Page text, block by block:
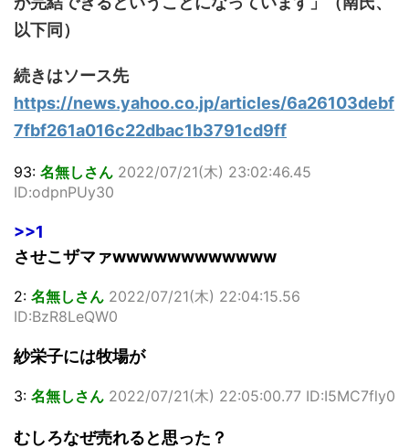
以下同）
続きはソース先
https://news.yahoo.co.jp/articles/6a26103debf
7fbf261a016c22dbac1b3791cd9ff
93: 名無しさん 2022/07/21(木) 23:02:46.45
ID:odpnPUy30
>>1
させこザマァwwwwwwwwwwww
2: 名無しさん 2022/07/21(木) 22:04:15.56
ID:BzR8LeQW0
紗栄子には牧場が
3: 名無しさん 2022/07/21(木) 22:05:00.77 ID:I5MC7fly0
むしろなぜ売れると思った？